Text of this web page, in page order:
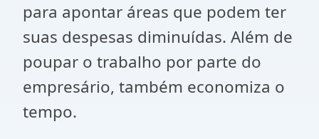
para apontar áreas que podem ter
suas despesas diminuídas. Além de
poupar o trabalho por parte do
empresário, também economiza o
tempo.